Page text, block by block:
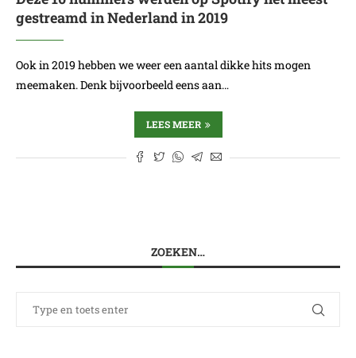
gestreamd in Nederland in 2019
Ook in 2019 hebben we weer een aantal dikke hits mogen
meemaken. Denk bijvoorbeeld eens aan…
LEES MEER
ZOEKEN…